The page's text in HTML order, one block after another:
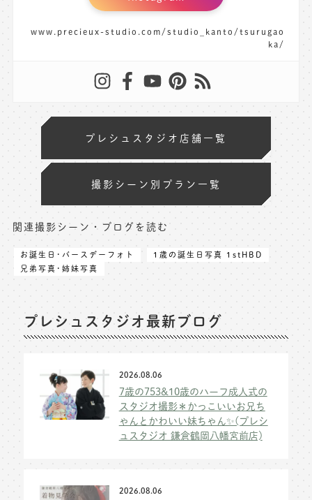
www.precieux-studio.com/studio_kanto/tsurugao
ka/
プレシュスタジオ店舗一覧
撮影シーン別プラン一覧
関連撮影シーン・ブログを読む
お誕生日･バースデーフォト
1歳の誕生日写真 1stHBD
兄弟写真･姉妹写真
プレシュスタジオ最新ブログ
2026.08.06
7歳の753&10歳のハーフ成人式の
スタジオ撮影＊かっこいいお兄ち
ゃんとかわいい妹ちゃん✨(プレシ
ュスタジオ 鎌倉鶴岡八幡宮前店)
2026.08.06